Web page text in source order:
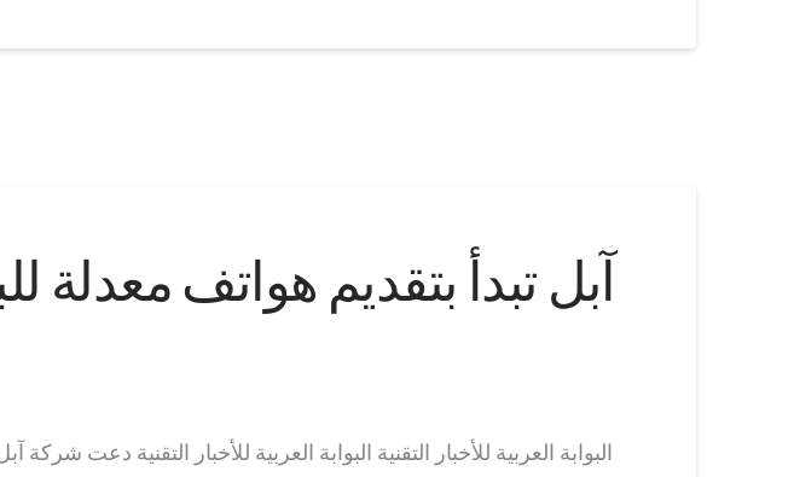
آبل تبدأ بتقديم هواتف معدلة
البوابة العربية للأخبار التقنية البوابة العربية للأخبار التقنية دعت